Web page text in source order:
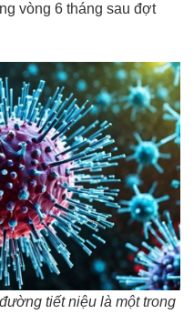
vòng 6 tháng sau đợt
tiết niệu là một trong